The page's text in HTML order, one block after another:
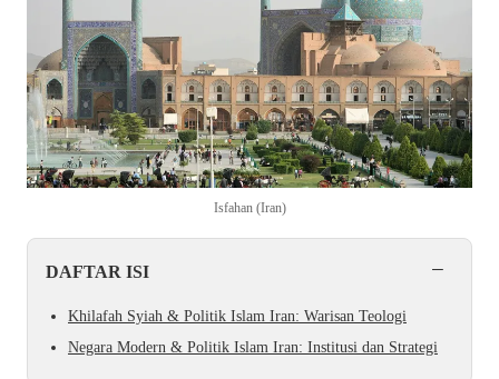
Isfahan (Iran)
DAFTAR ISI −
Khilafah Syiah & Politik Islam Iran: Warisan Teologi
Negara Modern & Politik Islam Iran: Institusi dan Strategi